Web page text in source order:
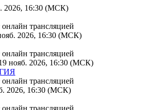
2026, 16:30 (МСК)
трансляцией
2026, 16:30 (МСК)
трансляцией
нояб. 2026, 16:30 (МСК)
трансляцией
2026, 16:30 (МСК)
трансляцией